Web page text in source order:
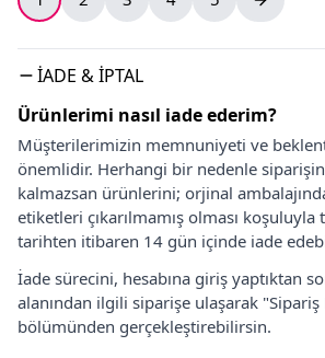
İADE & İPTAL
Ürünlerimi nasıl iade ederim?
Müşterilerimizin memnuniyeti ve
önemlidir. Herhangi bir nedenle
kalmazsan ürünlerini; orjinal
etiketleri çıkarılmamış olması koşuluyla
tarihten itibaren 14 gün içinde iade
İade sürecini, hesabına giriş yaptıktan
alanından ilgili siparişe ulaşarak
bölümünden gerçekleştirebilirsin.